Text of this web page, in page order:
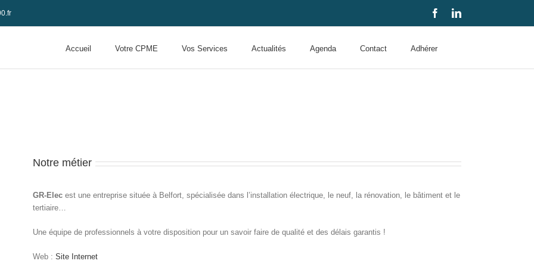
FacebookLinkedIn
Accueil Votre CPME Vos Services Actualités Agenda Contact Adhérer
Notre métier
GR-Elec est une entreprise située à Belfort, spécialisée dans l’installation électrique, le neuf, la rénovation, le bâtiment et le
tertiaire…
Une équipe de professionnels à votre disposition pour un savoir faire de qualité et des délais garantis !
Web :Site Internet